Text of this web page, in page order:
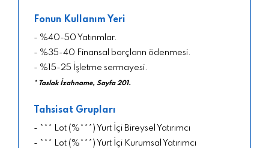
Fonun Kullanım Yeri
- %40-50 Yatırımlar.
- %35-40 Finansal borçların ödenmesi.
- %15-25 İşletme sermayesi.
* Taslak İzahname, Sayfa 201.
Tahsisat Grupları
- *** Lot (%***) Yurt İçi Bireysel Yatırımcı
- *** Lot (%***) Yurt İçi Kurumsal Yatırımcı